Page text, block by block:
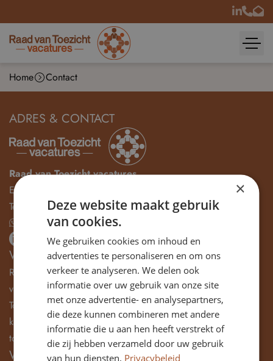
Home Contact
ADRES & CONTACT
Raad van Toezicht vacatures
E-mail:
Tel:
085-1155977
Stuur mij een whatsapp bericht
LinkedIn
WERKWIJZE
Raad van Toezicht Vacatures is hét platform voor het vinden
van ervaren en betrokken leden voor uw Raad van
Toezicht. Wekelijks bereiken we duizenden gekwalificeerde
kandidaten die actief of latent op zoek zijn naar een nieuwe
toezichthoudende uitdaging.
Wilt u een vacature plaatsen?
×
Deze website maakt gebruik
van cookies.
We gebruiken cookies om inhoud en
advertenties te personaliseren en om ons
verkeer te analyseren. We delen ook
informatie over uw gebruik van onze site
met onze advertentie- en analysepartners,
die deze kunnen combineren met andere
informatie die u aan hen heeft verstrekt of
die zij hebben verzameld door uw gebruik
van hun diensten. Privacybeleid